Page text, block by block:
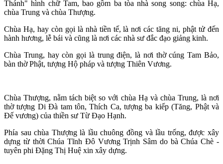
Thánh" hình chữ Tam, bao gồm ba tòa nhà song song: chùa Hạ,
chùa Trung và chùa Thượng.
Chùa Hạ, hay còn gọi là nhà tiền tế, là nơi các tăng ni, phật tử đến
hành hương, lễ bái và cũng là nơi các nhà sư đắc đạo giảng kinh.
Chùa Trung, hay còn gọi là trung điện, là nơi thờ cúng Tam Bảo,
bàn thờ Phật, tượng Hộ pháp và tượng Thiên Vương.
Chùa Thượng, nằm tách biệt so với chùa Hạ và chùa Trung, là nơi
thờ tượng Di Đà tam tôn, Thích Ca, tượng ba kiếp (Tăng, Phật và
Đế vương) của thiền sư Từ Đạo Hạnh.
Phía sau chùa Thượng là lầu chuông đồng và lầu trống, được xây
dựng từ thời Chúa Tĩnh Đô Vương Trịnh Sâm do bà Chúa Chè -
tuyên phi Đặng Thị Huệ xin xây dựng.